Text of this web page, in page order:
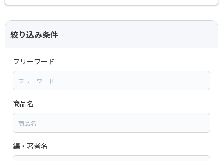
絞り込み条件
フリーワード
商品名
編・著者名